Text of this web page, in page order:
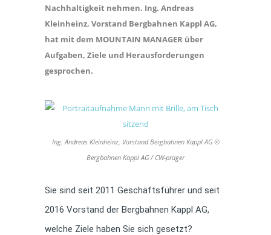
Nachhaltigkeit nehmen. Ing. Andreas
Kleinheinz, Vorstand Bergbahnen Kappl AG,
hat mit dem MOUNTAIN MANAGER über
Aufgaben, Ziele und Herausforderungen
gesprochen.
Ing. Andreas Kleinheinz, Vorstand Bergbahnen Kappl AG ©
Bergbahnen Kappl AG / CW-prager
Sie sind seit 2011 Geschäftsführer und seit
2016 Vorstand der Bergbahnen Kappl AG,
welche Ziele haben Sie sich gesetzt?